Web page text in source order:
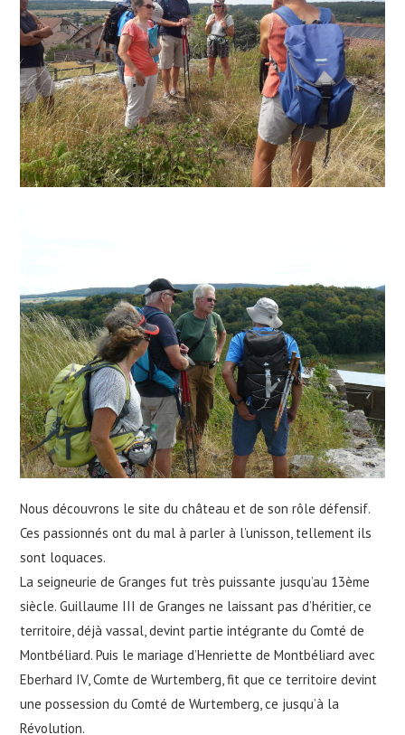
Nous découvrons le site du château et de son rôle défensif.
Ces passionnés ont du mal à parler à l’unisson, tellement ils
sont loquaces.
La seigneurie de Granges fut très puissante jusqu’au 13ème
siècle. Guillaume III de Granges ne laissant pas d’héritier, ce
territoire, déjà vassal, devint partie intégrante du Comté de
Montbéliard. Puis le mariage d’Henriette de Montbéliard avec
Eberhard IV, Comte de Wurtemberg, fit que ce territoire devint
une possession du Comté de Wurtemberg, ce jusqu’à la
Révolution.